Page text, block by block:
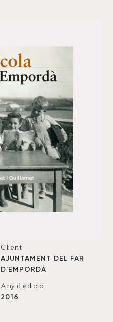
Client
AJUNTAMENT DEL FAR
D'EMPORDÀ
Any d'edició
2016